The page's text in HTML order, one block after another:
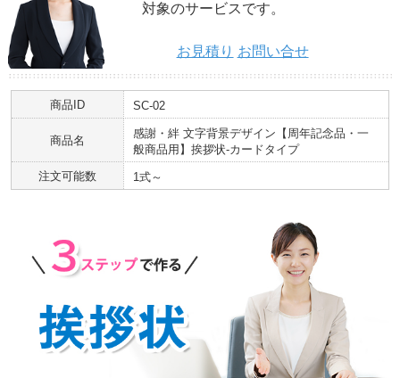
対象のサービスです。
お見積り お問い合せ
商品ID SC-02
商品名
感謝・絆 文字背景デザイン【周年記念品・一
般商品用】挨拶状-カードタイプ
注文可能数
1式～